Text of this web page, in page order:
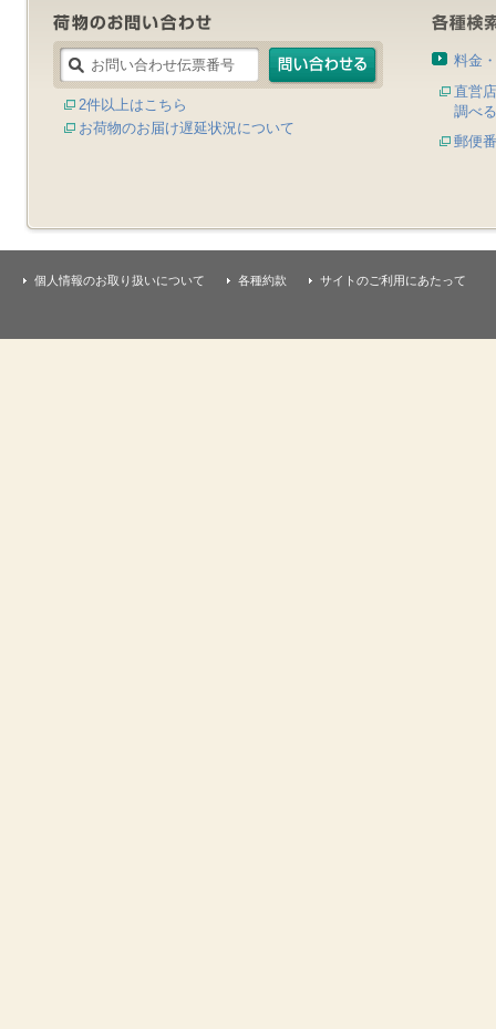
2件以上はこちら
お荷物のお届け遅延状況について
料金
直営
調べる
郵便
個人情報のお取り扱いについて 各種約款 サイトのご利用にあたって